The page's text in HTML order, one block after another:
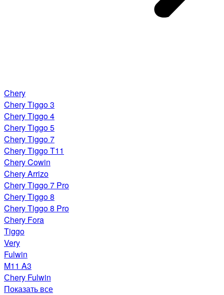
Chery
Chery Tiggo 3
Chery Tiggo 4
Chery Tiggo 5
Chery Tiggo 7
Chery Tiggo T11
Chery Cowin
Chery Arrizo
Chery Tiggo 7 Pro
Chery Tiggo 8
Chery Tiggo 8 Pro
Chery Fora
Tiggo
Very
Fulwin
M11 A3
Сhery Fulwin
Показать все